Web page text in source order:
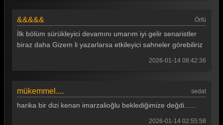
&&&&& Örfü
İlk bölüm sürükleyici devamını umarım iyi gelir senaristler
biraz daha Gizem li yazarlarsa etkileyici sahneler görebiliriz
2026-01-14 08:42:36
mükemmel.... sedat
harika bir dizi kenan imarzalioğlu beklediğimize değdi......
2026-01-14 02:55:58